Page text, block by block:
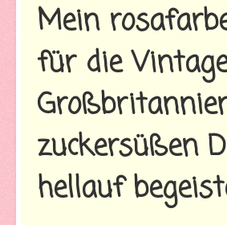
Mein
für die
zuckersüßen
hellauf